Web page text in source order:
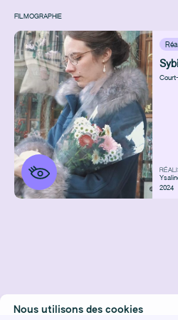
FILMOGRAPHIE
2024
Nous utilisons des cookies